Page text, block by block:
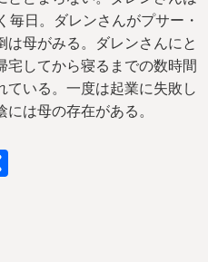
毎日。ダレンさんがプサー・
は母がみる。ダレンさんにと
宅してから寝るまでの数時間
ている。一度は起業に失敗し
は母の存在がある。